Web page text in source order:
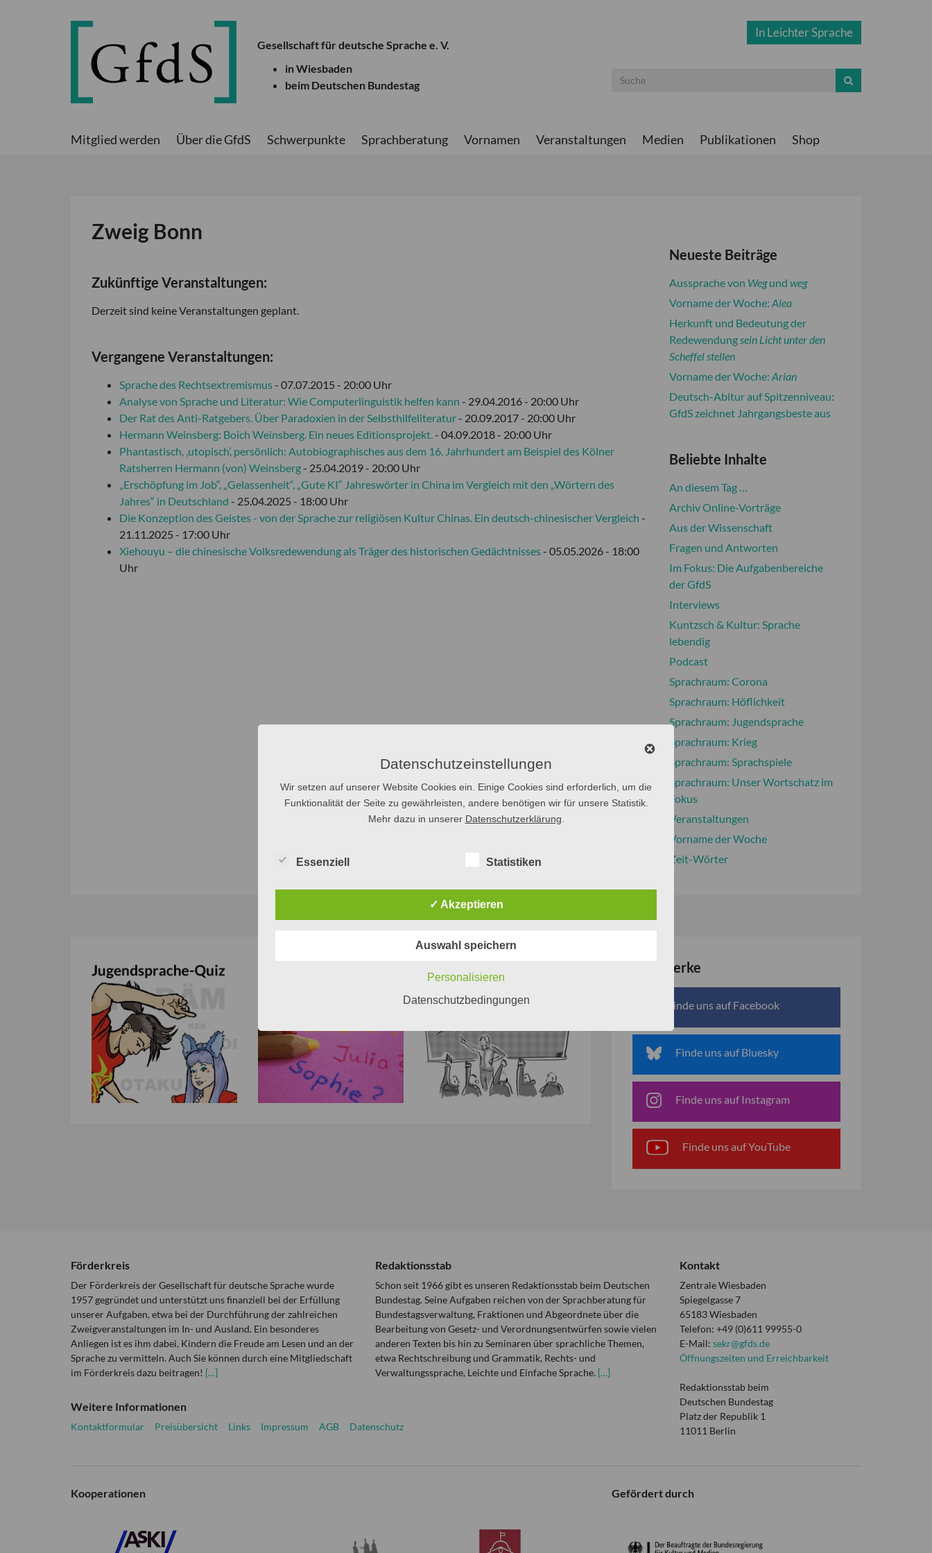
Gesellschaft für deutsche Sprache e. V.
in Wiesbaden
beim Deutschen Bundestag
In Leichter Sprache
Mitglied werden Über die GfdS Schwerpunkte Sprachberatung Vornamen Veranstaltungen Medien Publikationen Shop
Zweig Bonn
Zukünftige Veranstaltungen:
Derzeit sind keine Veranstaltungen geplant.
Vergangene Veranstaltungen:
Sprache des Rechtsextremismus- 07.07.2015 - 20:00 Uhr
Analyse von Sprache und Literatur: Wie Computerlinguistik helfen kann - 29.04.2016 - 20:00 Uhr
Der Rat des Anti-Ratgebers. Über Paradoxien in der Selbsthilfeliteratur- 20.09.2017 - 20:00 Uhr
Hermann Weinsberg: Boich Weinsberg. Ein neues Editionsprojekt.- 04.09.2018 - 20:00 Uhr
Phantastisch, ‚utopisch’, persönlich: Autobiographisches aus dem 16. Jahrhundert am Beispiel des Kölner
Ratsherren Hermann (von) Weinsberg- 25.04.2019 - 20:00 Uhr
„Erschöpfung im Job“, „Gelassenheit“, „Gute KI“ Jahreswörter in China im Vergleich mit den „Wörtern des
Jahres“ in Deutschland - 25.04.2025 - 18:00 Uhr
Die Konzeption des Geistes - von der Sprache zur religiösen Kultur Chinas. Ein deutsch-chinesischer Vergleich -
21.11.2025 - 17:00 Uhr
Xiehouyu – die chinesische Volksredewendung als Träger des historischen Gedächtnisses- 05.05.2026 - 18:00
Uhr
Neueste Beiträge
Aussprache von Wegund weg
Vorname der Woche: Alea
Herkunft und Bedeutung der
Redewendungsein Licht unter den
Scheffel stellen
Vorname der Woche: Arian
Deutsch-Abitur auf Spitzenniveau:
GfdS zeichnet Jahrgangsbeste aus
Beliebte Inhalte
An diesem Tag …
Archiv Online-Vorträge
Aus der Wissenschaft
Fragen und Antworten
Im Fokus: Die Aufgabenbereiche
der GfdS
Interviews
Kuntzsch & Kultur: Sprache
lebendig
Podcast
Sprachraum: Corona
Sprachraum: Höflichkeit
Sprachraum: Jugendsprache
Sprachraum: Krieg
Sprachraum: Sprachspiele
Sprachraum: Unser Wortschatz im
Fokus
Veranstaltungen
Vorname der Woche
Zeit-Wörter
Netzwerke
Finde uns auf Facebook
Finde uns auf Bluesky
Finde uns auf Instagram
Finde uns auf YouTube
Förderkreis
Der Förderkreis der Gesellschaft für deutsche Sprache wurde
1957 gegründet und unterstützt uns finanziell bei der Erfüllung
unserer Aufgaben, etwa bei der Durchführung der zahlreichen
Zweigveranstaltungen im In- und Ausland. Ein besonderes
Anliegen ist es ihm dabei, Kindern die Freude am Lesen und an der
Sprache zu vermitteln. Auch Sie können durch eine Mitgliedschaft
im Förderkreis dazu beitragen! […]
Redaktionsstab
Schon seit 1966 gibt es unseren Redaktionsstab beim Deutschen
Bundestag. Seine Aufgaben reichen von der Sprachberatung für
Bundestagsverwaltung, Fraktionen und Abgeordnete über die
Bearbeitung von Gesetz- und Verordnungsentwürfen sowie vielen
anderen Texten bis hin zu Seminaren über sprachliche Themen,
etwa Rechtschreibung und Grammatik, Rechts- und
Verwaltungssprache, Leichte und Einfache Sprache. […]
Weitere Informationen
Kontaktformular Preisübersicht Links Impressum AGB Datenschutz
Kontakt
Zentrale Wiesbaden
Spiegelgasse 7
65183 Wiesbaden
Telefon: +49 (0)611 99955-0
E-Mail: sekr@gfds.de
Öffnungszeiten und Erreichbarkeit
Redaktionsstab beim
Deutschen Bundestag
Platz der Republik 1
11011 Berlin
Kooperationen Gefördert durch
Datenschutzeinstellungen
Wir setzen auf unserer Website Cookies ein. Einige Cookies sind erforderlich, um die
Funktionalität der Seite zu gewährleisten, andere benötigen wir für unsere Statistik.
Mehr dazu in unserer Datenschutzerklärung
Essenziell Statistiken
✓ Akzeptieren
Auswahl speichern
Personalisieren
Datenschutzbedingungen